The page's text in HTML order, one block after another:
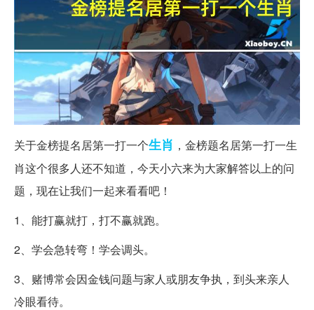
关于金榜提名居第一打一个生肖 ，金榜题名居第一打一生
肖这个很多人还不知道，今天小六来为大家解答以上的问
题，现在让我们一起来看看吧！
1、能打赢就打，打不赢就跑。
2、学会急转弯！学会调头。
3、赌博常会因金钱问题与家人或朋友争执，到头来亲人
冷眼看待。